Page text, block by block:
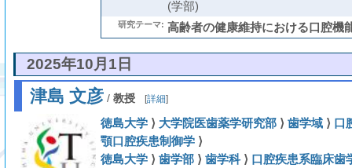
(学部)
研究テーマ: 高齢者の健康維持における口腔機
2025年10月1日
津島 文彦/ 教授 [詳細]
徳島大学⟩ 大学院医歯薬学研究部⟩ 歯学域⟩ 口
顎口腔疾患制御学⟩
徳島大学⟩ 歯学部⟩ 歯学科⟩ 口腔疾患系臨床歯